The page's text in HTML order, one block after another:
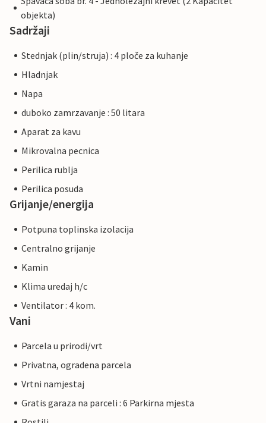
objekta)
Sadržaji
Stednjak (plin/struja) : 4 ploče za kuhanje
Hladnjak
Napa
duboko zamrzavanje : 50 litara
Aparat za kavu
Mikrovalna pecnica
Perilica rublja
Perilica posuda
Grijanje/energija
Potpuna toplinska izolacija
Centralno grijanje
Kamin
Klima uredaj h/c
Ventilator : 4 kom.
Vani
Parcela u prirodi/vrt
Privatna, ogradena parcela
Vrtni namjestaj
Gratis garaza na parceli : 6 Parkirna mjesta